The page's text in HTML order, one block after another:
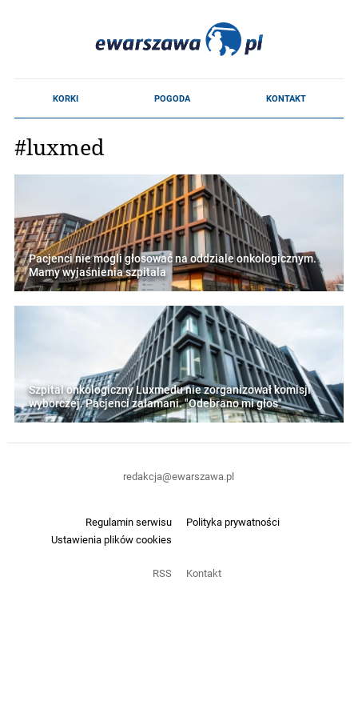
#luxmed
Pacjenci nie mogli głosować na oddziale onkologicznym.
Mamy wyjaśnienia szpitala
Szpital onkologiczny Luxmedu nie zorganizował komisji
wyborczej. Pacjenci załamani. "Odebrano mi głos"
Regulamin serwisu
Polityka prywatności
Ustawienia plików cookies
RSS Kontakt
redakcja@ewarszawa.pl